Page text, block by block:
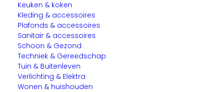
Keuken & koken
Kleding & accessoires
Plafonds & accessoires
Sanitair & accessoires
Schoon & Gezond
Techniek & Gereedschap
Tuin & Buitenleven
Verlichting & Elektra
Wonen & huishouden